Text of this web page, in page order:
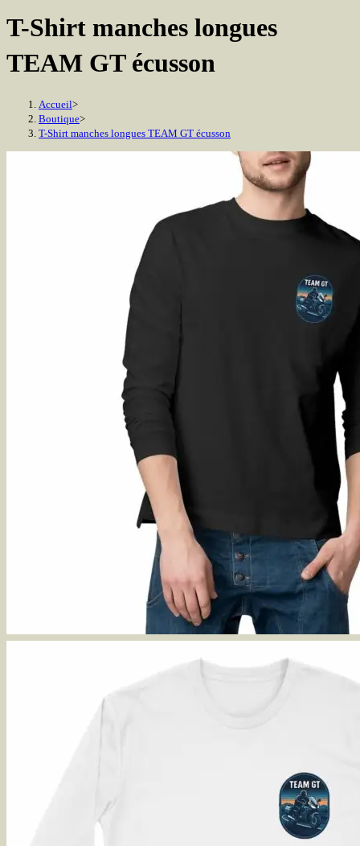
T-Shirt manches longues
TEAM GT écusson
Accueil>
Boutique>
T-Shirt manches longues TEAM GT écusson